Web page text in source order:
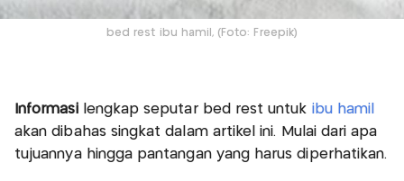
bed rest ibu hamil, (Foto: Freepik)
Informasilengkap seputar bed rest untuk ibu hamil
akan dibahas singkat dalam artikel ini. Mulai dari apa
tujuannya hingga pantangan yang harus diperhatikan.